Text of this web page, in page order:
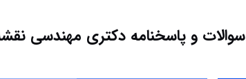
سوالات و پاسخنامه دکتری مهندسی نقشه